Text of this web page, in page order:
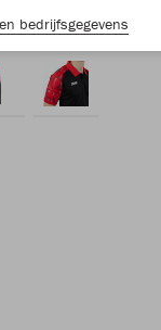
bedrijfsgegevens